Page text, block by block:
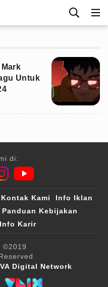
Untuk
di:
Kontak Kami
Info Iklan
Panduan Kebijakan
Info Karir
©2019
Digital Network